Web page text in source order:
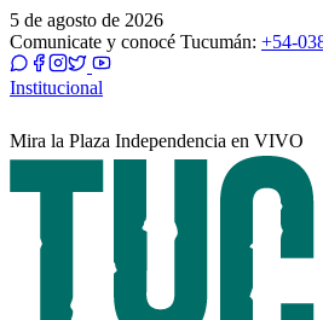
5 de agosto de 2026
Comunicate y conocé Tucumán: +54-
Institucional
Mira la Plaza Independencia en VIVO